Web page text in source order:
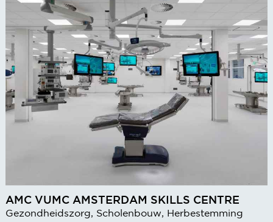
AMC VUMC AMSTERDAM SKILLS CENTRE
Gezondheidszorg, Scholenbouw, Herbestemming